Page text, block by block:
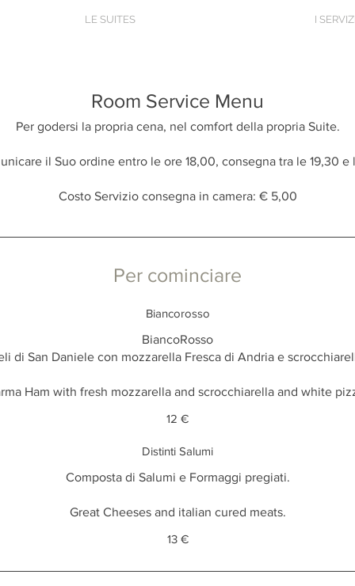
LE SUITES I SERVIZI
Room Service Menu
Per godersi la propria cena, nel comfort della propria Suite.
il Suo ordine entro le ore 18,00, consegna tra le 19,30 e
Costo Servizio consegna in camera: € 5,00
Per cominciare
Biancorosso
BiancoRosso
di San Daniele con mozzarella Fresca di Andria e
Ham with fresh mozzarella and scrocchiarella and white
12 €
Distinti Salumi
Composta di Salumi e Formaggi pregiati.
Great Cheeses and italian cured meats.
13 €